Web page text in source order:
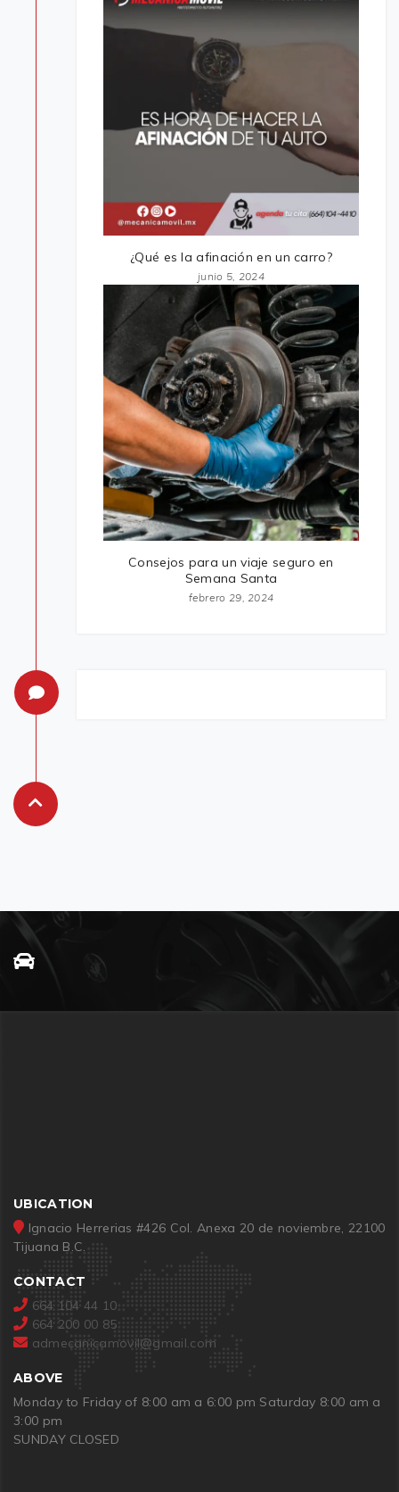
¿Qué es la afinación en un carro?
junio 5, 2024
Consejos para un viaje seguro en
Semana Santa
febrero 29, 2024
UBICATION
Ignacio Herrerias #426 Col. Anexa 20 de noviembre, 22100
Tijuana B.C.
CONTACT
664 104 44 10
664 200 00 85
admecanicamovil@gmail.com
ABOVE
Monday to Friday of 8:00 am a 6:00 pm Saturday 8:00 am a
3:00 pm
SUNDAY CLOSED